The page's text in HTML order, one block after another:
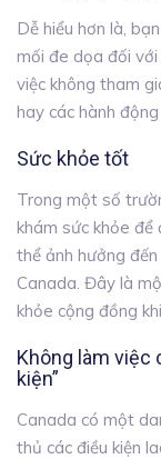
Dễ hiểu hơn là,
mối đe dọa đối
việc không tham
hay các hành
Sức khỏe tốt
Trong một số
khám sức khỏe để
thể ảnh hưởng
Canada. Đây là
khỏe cộng đồng
Không làm việc
kiện”
Canada có một
thủ các điều kiện